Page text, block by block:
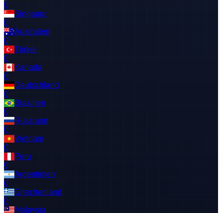
0
Singapur
0
Australien
0
Türkei
0
Kanada
0
Deutschland
0
Brasilien
0
Russland
0
Vietnam
0
Peru
0
Argentinien
0
Griechenland
0
Malaysia